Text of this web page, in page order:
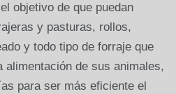
objetivo de que puedan
y pasturas, rollos,
y todo tipo de forraje que
alimentación de sus animales,
para ser más eficiente el